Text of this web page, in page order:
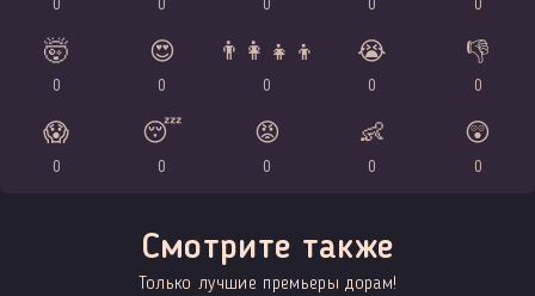
0 0 0 0 0
🤯
0
😍
0
👨‍👩‍👧‍👦
0
😭
0
👎
0
😱
0
😴
0
😡
0
👶
0
😲
0
Смотрите также
Только лучшие премьеры дорам!